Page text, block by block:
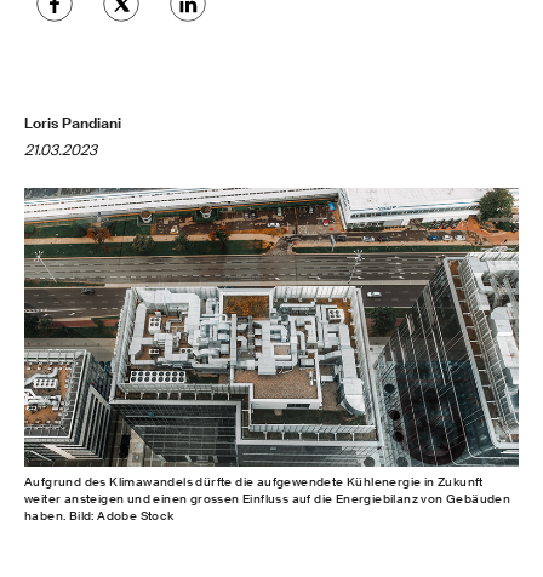
Loris Pandiani
21.03.2023
Aufgrund des Klimawandels dürfte die aufgewendete Kühlenergie in Zukunft
weiter ansteigen und einen grossen Einfluss auf die Energiebilanz von Gebäuden
haben. Bild: Adobe Stock